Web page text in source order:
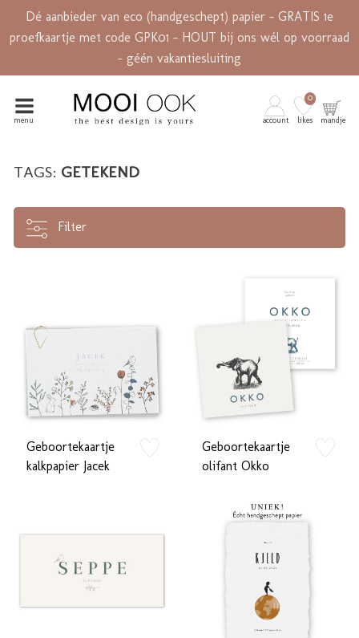
Dé aanbieder van eco (handgeschept) papier - GRATIS 1e
proefkaartje met code GPK01 - HOUT bij ons wél op voorraad
- géén vakantiesluiting
menu account likes
0
mandje
TAGS: GETEKEND
Filter
Geboortekaartje
kalkpapier Jacek
Geboortekaartje
olifant Okko